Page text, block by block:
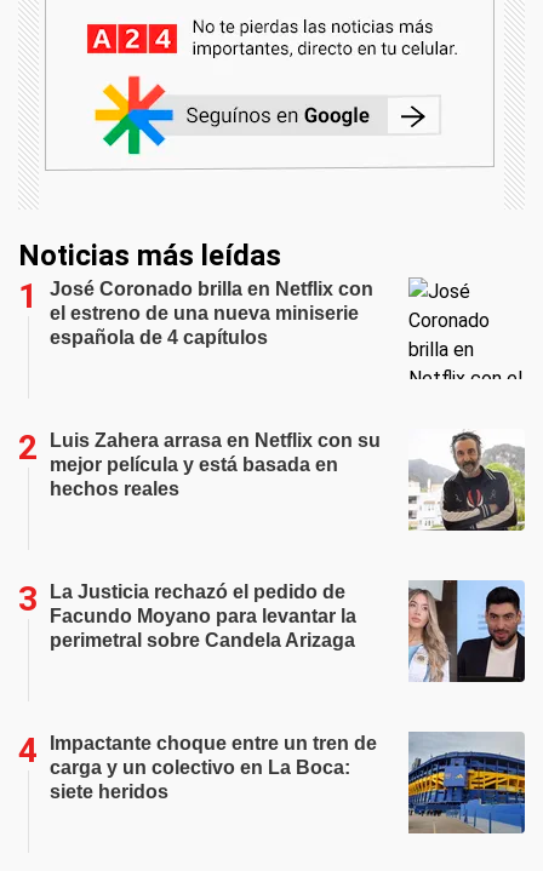
Noticias más leídas
José Coronado brilla en Netflix con
el estreno de una nueva miniserie
española de 4 capítulos
Luis Zahera arrasa en Netflix con su
mejor película y está basada en
hechos reales
La Justicia rechazó el pedido de
Facundo Moyano para levantar la
perimetral sobre Candela Arizaga
Impactante choque entre un tren de
carga y un colectivo en La Boca:
siete heridos